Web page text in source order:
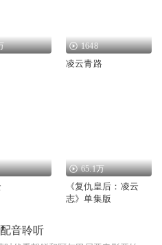
1648
凌云青路
65.1万
《复仇皇后：凌云
志》单集版
音聆听